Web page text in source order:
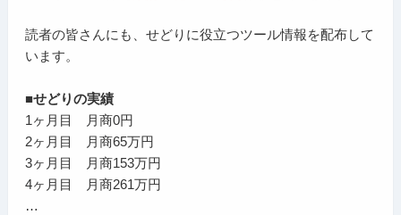
読者の皆さんにも、せどりに役立つツール情報を配布して
います。
■せどりの実績
1ヶ月目 月商0円
2ヶ月目 月商65万円
3ヶ月目 月商153万円
4ヶ月目 月商261万円
…